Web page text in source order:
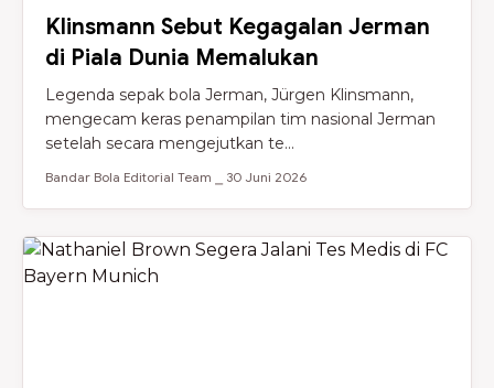
Klinsmann Sebut Kegagalan Jerman
di Piala Dunia Memalukan
Legenda sepak bola Jerman, Jürgen Klinsmann,
mengecam keras penampilan tim nasional Jerman
setelah secara mengejutkan te...
Bandar Bola Editorial Team ⎯ 30 Juni 2026